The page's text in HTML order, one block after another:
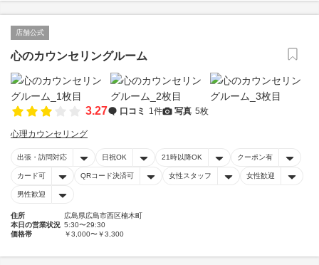
店舗公式
心のカウンセリングルーム
3.27 口コミ 1件 写真 5枚
心理カウンセリング
出張・訪問対応 日祝OK 21時以降OK クーポン有
カード可 QRコード決済可 女性スタッフ 女性歓迎
男性歓迎
住所
広島県広島市西区楠木町
本日の営業状況 5:30〜29:30
価格帯
￥3,000〜￥3,300